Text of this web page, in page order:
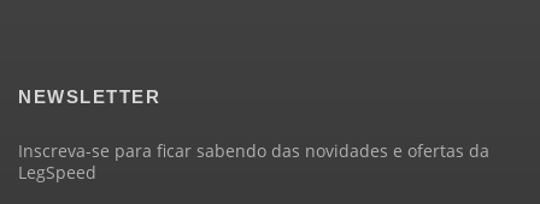
NEWSLETTER
Inscreva-se para ficar sabendo das novidades e ofertas da
LegSpeed